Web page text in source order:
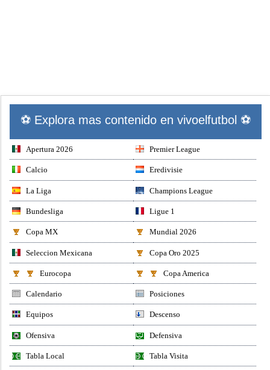
⚽ Explora mas contenido en vivoelfutbol ⚽
Apertura 2026 Premier League
Calcio Eredivisie
La Liga Champions League
Bundesliga Ligue 1
Copa MX Mundial 2026
Seleccion Mexicana Copa Oro 2025
Eurocopa Copa America
Calendario Posiciones
Equipos Descenso
Ofensiva Defensiva
Tabla Local Tabla Visita